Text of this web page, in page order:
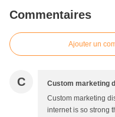
Commentaires
Ajouter un
C Custom marketing
Custom marketing
internet is so strong